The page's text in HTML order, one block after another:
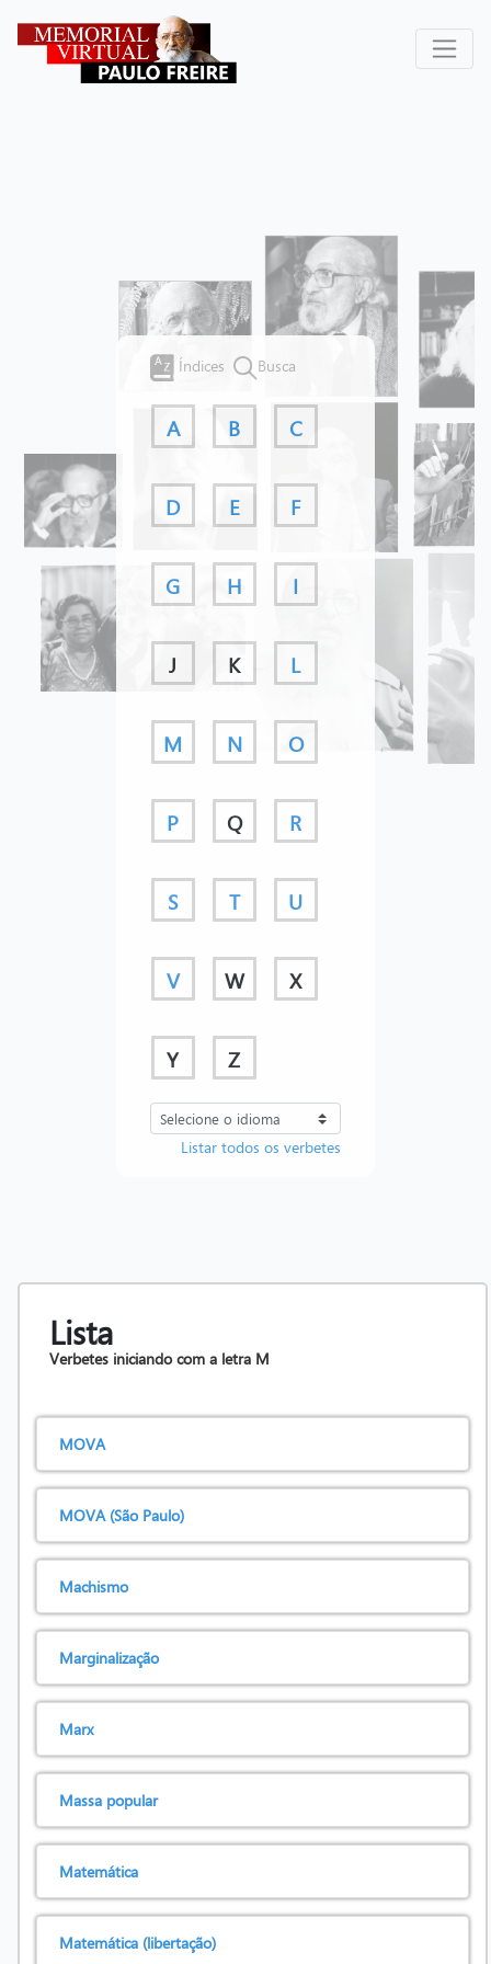
Índices Busca
A B C
D E F
G H I
J K L
M N O
P Q R
S T U
V W X
Y Z
Listar todos os verbetes
Lista
Verbetes iniciando com a letra M
MOVA
MOVA (São Paulo)
Machismo
Marginalização
Marx
Massa popular
Matemática
Matemática (libertação)